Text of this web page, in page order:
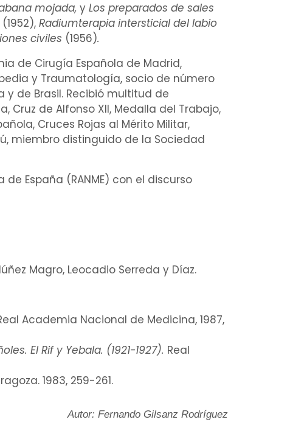
mojada, y Los preparados de sales
(1952), Radiumterapia intersticial del labio
civiles (1956).
de Cirugía Española de Madrid,
y Traumatología, socio de número
de Brasil. Recibió multitud de
de Alfonso XII, Medalla del Trabajo,
Cruces Rojas al Mérito Militar,
miembro distinguido de la Sociedad
España (RANME) con el discurso
Magro, Leocadio Serreda y Díaz.
Academia Nacional de Medicina, 1987,
El Rif y Yebala. (1921-1927). Real
1983, 259-261.
Autor: Fernando Gilsanz Rodríguez